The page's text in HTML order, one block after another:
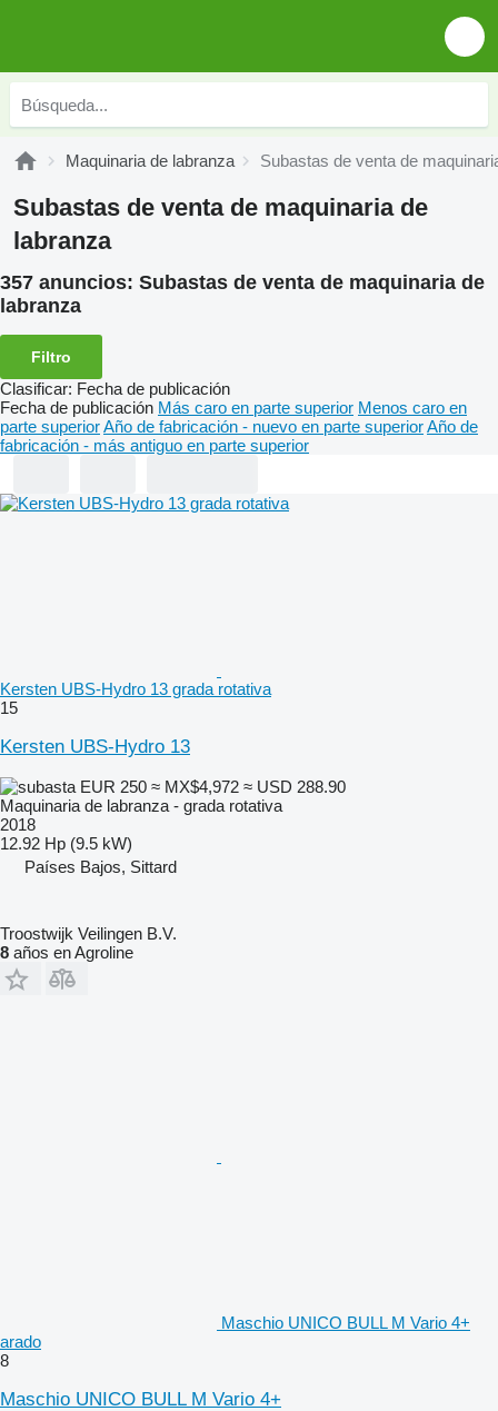
Maquinaria de labranza Subastas de venta de
Subastas de venta de maquinaria de
labranza
357 anuncios: Subastas de venta de maquinaria de
labranza
Filtro
Clasificar: Fecha de publicación
Fecha de publicación Más caro en parte superior Menos caro en
parte superiorAño de fabricación - nuevo en parte superiorAño de
fabricación - más antiguo en parte superior
Kersten UBS-Hydro 13 grada rotativa
15
Kersten UBS-Hydro 13
EUR 250 ≈ MX$4,972 ≈ USD 288.90
Maquinaria de labranza - grada rotativa
2018
12.92 Hp (9.5 kW)
Países Bajos, Sittard
Troostwijk Veilingen B.V.
8 años en Agroline
Maschio UNICO BULL M Vario 4+
arado
8
Maschio UNICO BULL M Vario 4+